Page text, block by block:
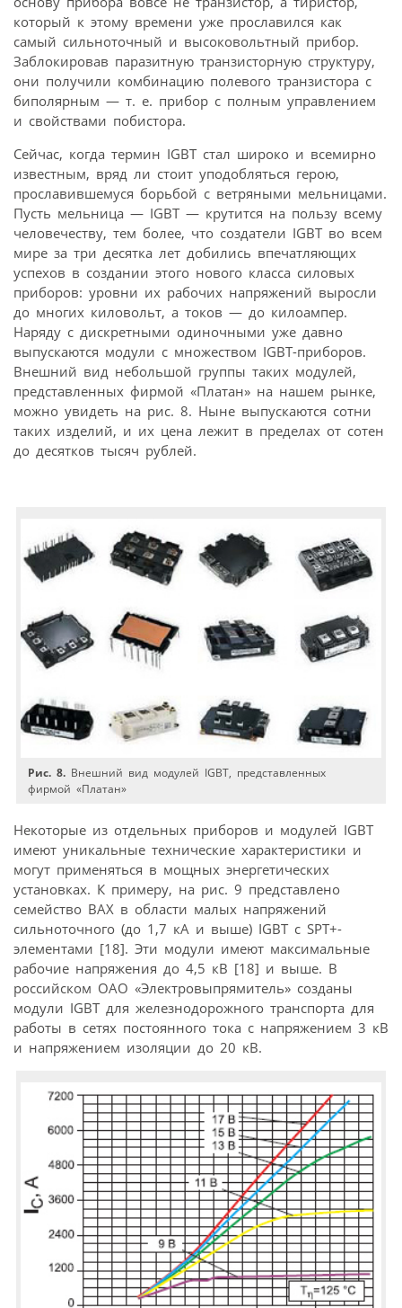
который к этому времени уже прославился как
самый сильноточный и высоковольтный прибор.
Заблокировав паразитную транзисторную структуру,
они получили комбинацию полевого транзистора с
биполярным — т. е. прибор с полным управлением
и свойствами побистора.
Сейчас, когда термин IGBT стал широко и всемирно
известным, вряд ли стоит уподобляться герою,
прославившемуся борьбой с ветряными мельницами.
Пусть мельница — IGBT — крутится на пользу всему
человечеству, тем более, что создатели IGBT во всем
мире за три десятка лет добились впечатляющих
успехов в создании этого нового класса силовых
приборов: уровни их рабочих напряжений выросли
до многих киловольт, а токов — до килоампер.
Наряду с дискретными одиночными уже давно
выпускаются модули с множеством IGBT-приборов.
Внешний вид небольшой группы таких модулей,
представленных фирмой «Платан» на нашем рынке,
можно увидеть на рис. 8. Ныне выпускаются сотни
таких изделий, и их цена лежит в пределах от сотен
до десятков тысяч рублей.
Рис. 8. Внешний вид модулей IGBT, представленных
фирмой «Платан»
Некоторые из отдельных приборов и модулей IGBT
имеют уникальные технические характеристики и
могут применяться в мощных энергетических
установках. К примеру, на рис. 9 представлено
семейство ВАХ в области малых напряжений
сильноточного (до 1,7 кА и выше) IGBT с SPT+-
элементами [18]. Эти модули имеют максимальные
рабочие напряжения до 4,5 кВ [18] и выше. В
российском ОАО «Электровыпрямитель» созданы
модули IGBT для железнодорожного транспорта для
работы в сетях постоянного тока с напряжением 3 кВ
и напряжением изоляции до 20 кВ.